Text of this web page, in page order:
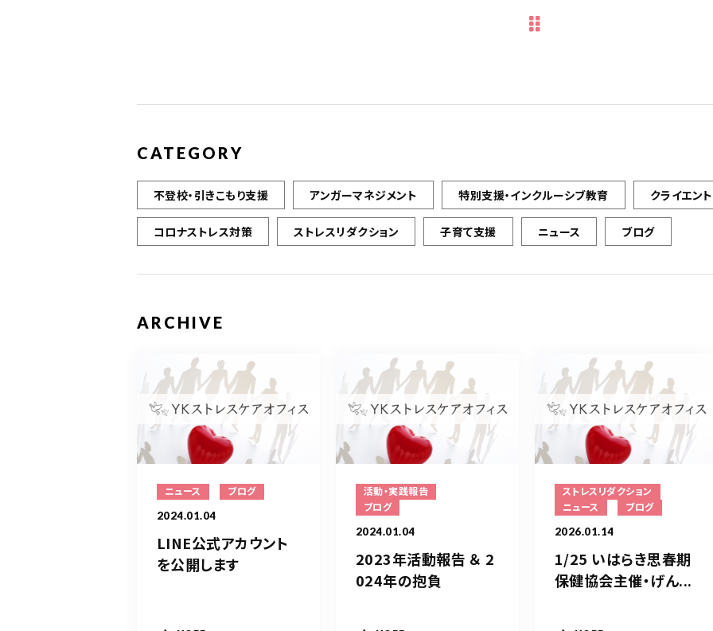
CATEGORY
不登校・引きこもり支援 アンガーマネジメント 特別支援・インクルーシブ教育 クライエン
コロナストレス対策 ストレスリダクション 子育て支援 ニュース ブログ
ARCHIVE
ニュース ブログ
2024.01.04
LINE公式アカウント
を公開します
活動・実践報告
ブログ
2024.01.04
2023年活動報告 ＆ 2
024年の抱負
ストレスリダクション
ニュース
ブログ
2026.01.14
1/25 いはらき思春期
保健協会主催・げん...